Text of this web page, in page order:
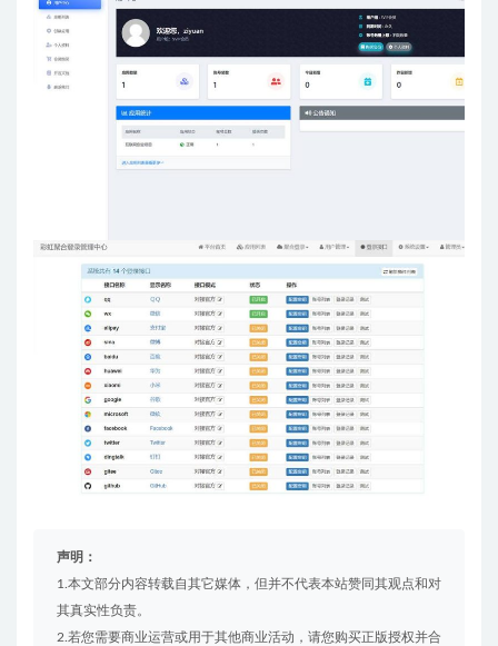
声明：
1.本文部分内容转载自其它媒体，但并不代表本站赞同其观点和对
其真实性负责。
2.若您需要商业运营或用于其他商业活动，请您购买正版授权并合